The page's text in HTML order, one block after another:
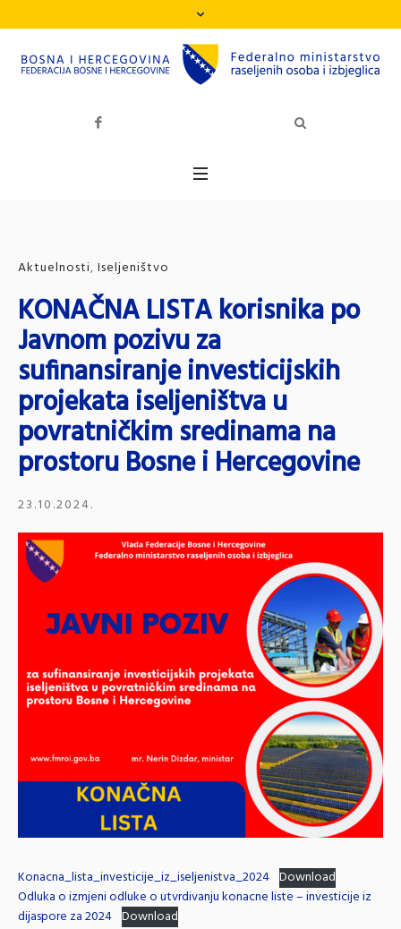
Aktuelnosti, Iseljeništvo
KONAČNA LISTA korisnika po
Javnom pozivu za
sufinansiranje investicijskih
projekata iseljeništva u
povratničkim sredinama na
prostoru Bosne i Hercegovine
23.10.2024.
Konacna_lista_investicije_iz_iseljenistva_2024 Download
Odluka o izmjeni odluke o utvrdivanju konacne liste – investicije iz
dijaspore za 2024 Download